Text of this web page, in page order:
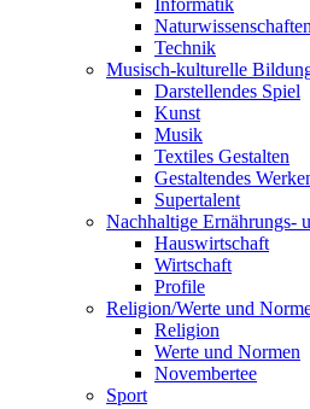
Informatik
Naturwissenschaften
Technik
Musisch-kulturelle
Darstellendes Spiel
Kunst
Musik
Textiles Gestalten
Gestaltendes
Supertalent
Nachhaltige Ernährungs-
Hauswirtschaft
Wirtschaft
Profile
Religion/Werte und
Religion
Werte und Normen
Novembertee
Sport